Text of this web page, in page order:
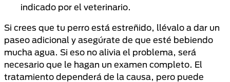
indicado por el veterinario.
Si crees que tu perro está estreñido, llévalo a dar un
paseo adicional y asegúrate de que esté bebiendo
mucha agua. Si eso no alivia el problema, será
necesario que le hagan un examen completo. El
tratamiento dependerá de la causa, pero puede